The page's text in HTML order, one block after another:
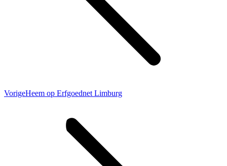
VorigeVorig
Heem op Erfgoednet Limburg